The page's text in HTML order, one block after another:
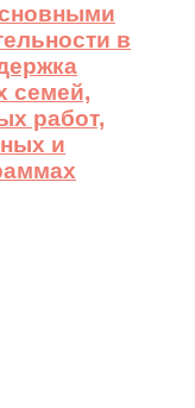
в
семей,
работ,
и